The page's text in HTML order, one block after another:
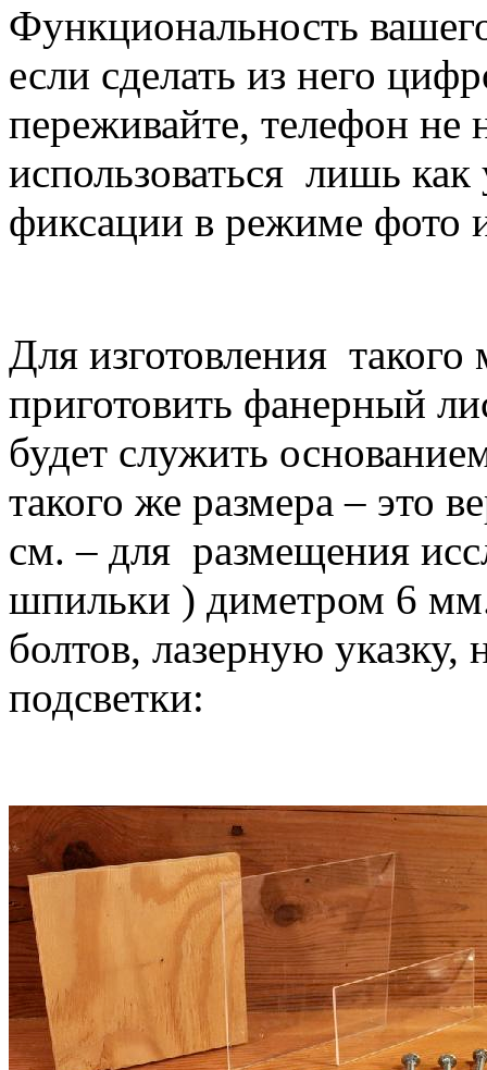
Функциональность
если сделать из него
переживайте, телефон не
использоваться лишь
фиксации в режиме фото
Для изготовления
приготовить фанерный
будет служить
такого же размера – это
см. – для размещения
шпильки ) диметром 6
болтов, лазерную
подсветки: